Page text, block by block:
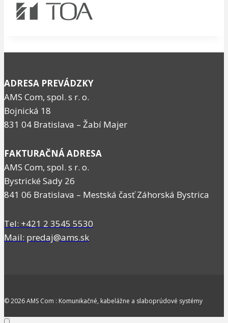
ADRESA PREVÁDZKY
AMS Com, spol. s r. o.
Bojnická 18
831 04 Bratislava – Žabí Majer
FAKTURAČNÁ ADRESA
AMS Com, spol. s r. o.
Bystrické Sady 26
841 06 Bratislava – Mestská časť Záhorská Bystrica
Tel: +421 2 3545 5530
Mail: predaj@ams.sk
© 2026 AMS Com : Komunikačné, kabelážne a slaboprúdové systémy